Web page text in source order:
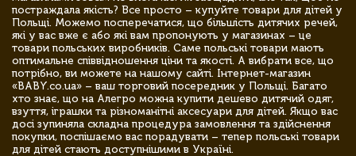
постраждала якість? Все просто – купуйте товари для дітей у
Польщі. Можемо посперечатися, що більшість дитячих речей,
які у вас вже є або які вам пропонують у магазинах – це
товари польських виробників. Саме польські товари мають
оптимальне співвідношення ціни та якості. А вибрати все, що
потрібно, ви можете на нашому сайті. Інтернет-магазин
«BABY.co.ua» – ваш торговий посередник у Польщі. Багато
хто знає, що на Алегро можна купити дешево дитячий одяг,
взуття, іграшки та різноманітні аксесуари для дітей. Якщо вас
досі зупиняла складна процедура замовлення та здійснення
покупки, поспішаємо вас порадувати – тепер польські товари
для дітей стають доступнішими в Україні.